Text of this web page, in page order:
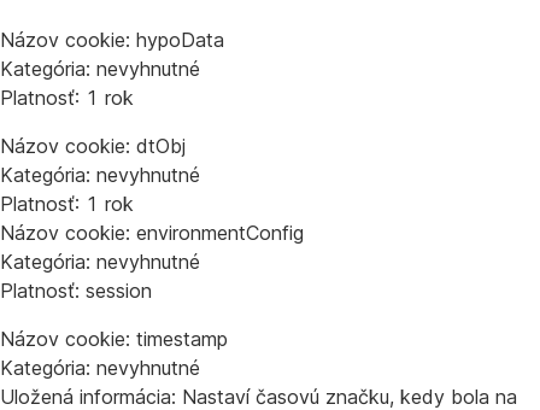
Názov cookie: hypoData
Kategória: nevyhnutné
Platnosť: 1 rok
Názov cookie: dtObj
Kategória: nevyhnutné
Platnosť: 1 rok
Názov cookie: environmentConfig
Kategória: nevyhnutné
Platnosť: session
Názov cookie: timestamp
Kategória: nevyhnutné
Uložená informácia: Nastaví časovú značku, kedy bola na